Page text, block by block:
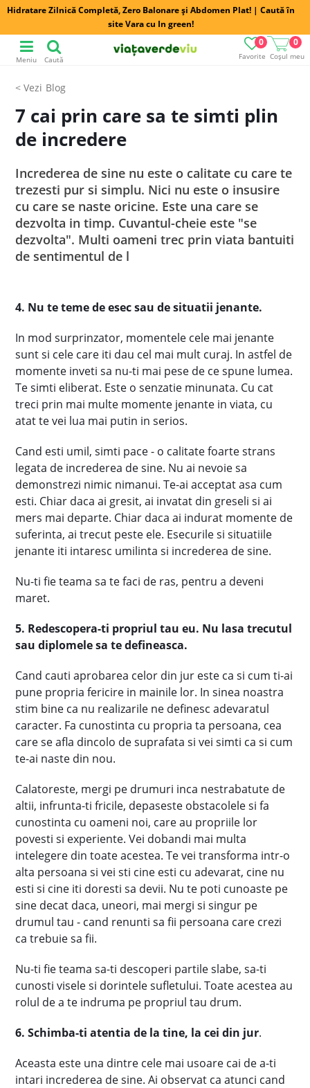
Hidratare Zilnică Completă, Zero Balonare și Abdomen Plat! | Caută în
site Vara cu In green!
Favorite
0
Coșul meu
0
Meniu Caută
Blog
7 cai prin care sa te simti plin
de incredere
Increderea de sine nu este o calitate cu care te
trezesti pur si simplu. Nici nu este o insusire
cu care se naste oricine. Este una care se
dezvolta in timp. Cuvantul-cheie este "se
dezvolta". Multi oameni trec prin viata bantuiti
de sentimentul de l
4. Nu te teme de esec sau de situatii jenante.
In mod surprinzator, momentele cele mai jenante
sunt si cele care iti dau cel mai mult curaj. In astfel de
momente inveti sa nu-ti mai pese de ce spune lumea.
Te simti eliberat. Este o senzatie minunata. Cu cat
treci prin mai multe momente jenante in viata, cu
atat te vei lua mai putin in serios.
Cand esti umil, simti pace - o calitate foarte strans
legata de increderea de sine. Nu ai nevoie sa
demonstrezi nimic nimanui. Te-ai acceptat asa cum
esti. Chiar daca ai gresit, ai invatat din greseli si ai
mers mai departe. Chiar daca ai indurat momente de
suferinta, ai trecut peste ele. Esecurile si situatiile
jenante iti intaresc umilinta si increderea de sine.
Nu-ti fie teama sa te faci de ras, pentru a deveni
maret.
5. Redescopera-ti propriul tau eu. Nu lasa trecutul
sau diplomele sa te defineasca.
Cand cauti aprobarea celor din jur este ca si cum ti-ai
pune propria fericire in mainile lor. In sinea noastra
stim bine ca nu realizarile ne definesc adevaratul
caracter. Fa cunostinta cu propria ta persoana, cea
care se afla dincolo de suprafata si vei simti ca si cum
te-ai naste din nou.
Calatoreste, mergi pe drumuri inca nestrabatute de
altii, infrunta-ti fricile, depaseste obstacolele si fa
cunostinta cu oameni noi, care au propriile lor
povesti si experiente. Vei dobandi mai multa
intelegere din toate acestea. Te vei transforma intr-o
alta persoana si vei sti cine esti cu adevarat, cine nu
esti si cine iti doresti sa devii. Nu te poti cunoaste pe
sine decat daca, uneori, mai mergi si singur pe
drumul tau - cand renunti sa fii persoana care crezi
ca trebuie sa fii.
Nu-ti fie teama sa-ti descoperi partile slabe, sa-ti
cunosti visele si dorintele sufletului. Toate acestea au
rolul de a te indruma pe propriul tau drum.
6. Schimba-ti atentia de la tine, la cei din jur.
Aceasta este una dintre cele mai usoare cai de a-ti
intari increderea de sine. Ai observat ca atunci cand